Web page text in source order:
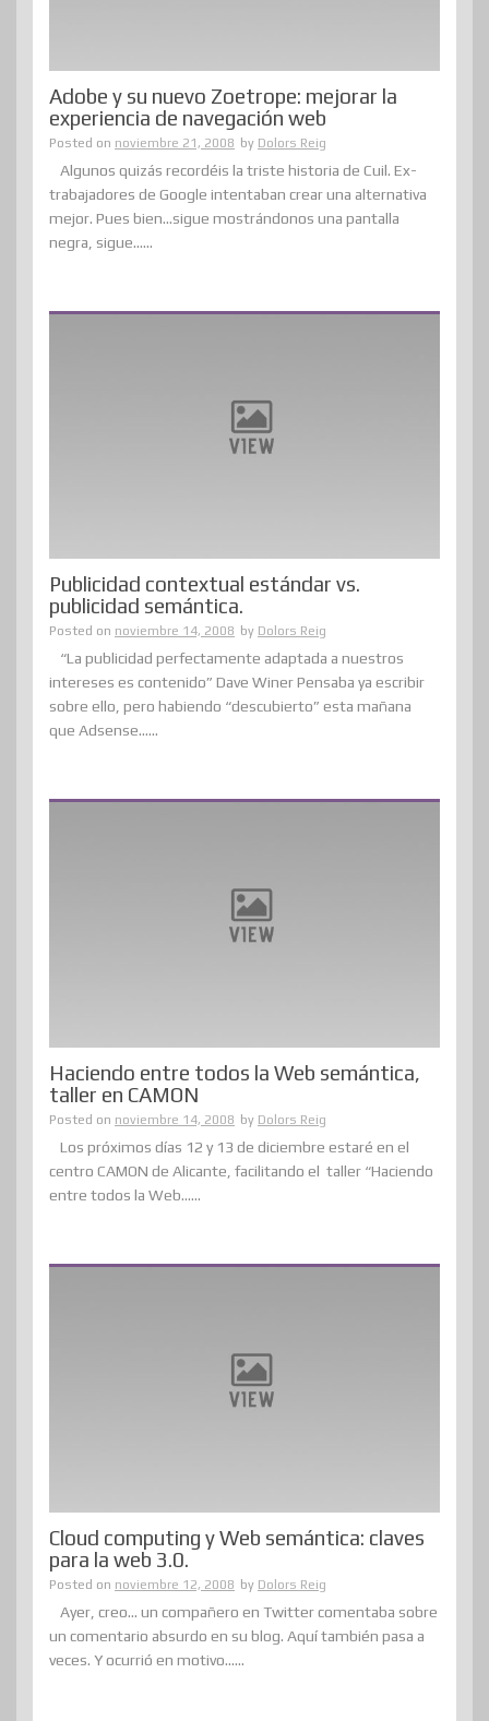
Adobe y su nuevo Zoetrope: mejorar la
experiencia de navegación web
Posted on noviembre 21, 2008 by Dolors Reig
Algunos quizás recordéis la triste historia de Cuil. Ex-
trabajadores de Google intentaban crear una alternativa
mejor. Pues bien…sigue mostrándonos una pantalla
negra, sigue......
Publicidad contextual estándar vs.
publicidad semántica.
Posted on noviembre 14, 2008 by Dolors Reig
“La publicidad perfectamente adaptada a nuestros
intereses es contenido” Dave Winer Pensaba ya escribir
sobre ello, pero habiendo “descubierto” esta mañana
que Adsense......
Haciendo entre todos la Web semántica,
taller en CAMON
Posted on noviembre 14, 2008 by Dolors Reig
Los próximos días 12 y 13 de diciembre estaré en el
centro CAMON de Alicante, facilitando el taller “Haciendo
entre todos la Web......
Cloud computing y Web semántica: claves
para la web 3.0.
Posted on noviembre 12, 2008 by Dolors Reig
Ayer, creo… un compañero en Twitter comentaba sobre
un comentario absurdo en su blog. Aquí también pasa a
veces. Y ocurrió en motivo......